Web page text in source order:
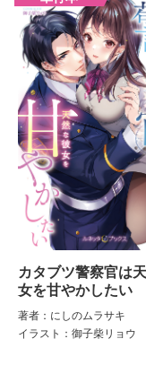
カタブツ警察官は
女を甘やかしたい
著者：にしのムラサキ
イラスト：御子柴リョウ